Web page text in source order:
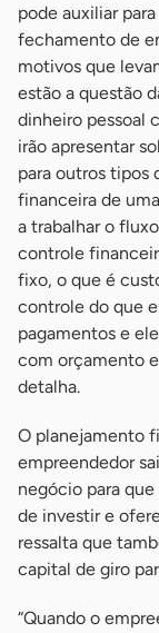
pode auxiliar
fechamento de
motivos que
estão a questão
dinheiro pessoal
irão apresentar
para outros tipos
financeira de
a trabalhar o
controle
fixo, o que é
controle do que
pagamentos e
com orçamento e
detalha.
O planejamento
empreendedor
negócio para
de investir e
ressalta que
capital de giro
“Quando o